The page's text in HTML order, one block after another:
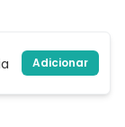
Adicionar